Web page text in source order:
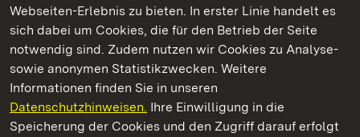
Webseiten-Erlebnis zu bieten. In erster Linie handelt es
sich dabei um Cookies, die für den Betrieb der Seite
notwendig sind. Zudem nutzen wir Cookies zu Analyse-
sowie anonymen Statistikzwecken. Weitere
Informationen finden Sie in unseren
Datenschutzhinweisen. Ihre Einwilligung in die
Speicherung der Cookies und den Zugriff darauf erfolgt
Kommen. Staunen. Genießen.
Staatliche Schlösser und Gärten Baden‑Württemberg